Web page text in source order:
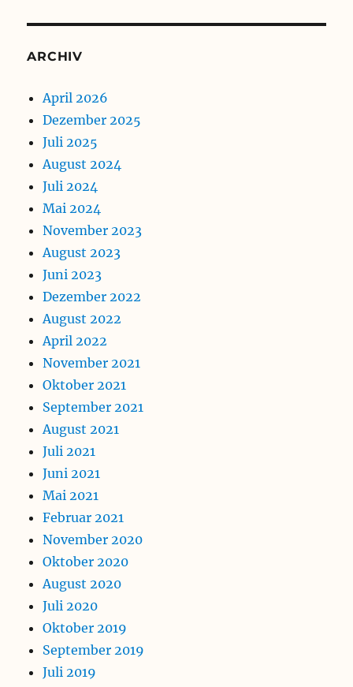
ARCHIV
April 2026
Dezember 2025
Juli 2025
August 2024
Juli 2024
Mai 2024
November 2023
August 2023
Juni 2023
Dezember 2022
August 2022
April 2022
November 2021
Oktober 2021
September 2021
August 2021
Juli 2021
Juni 2021
Mai 2021
Februar 2021
November 2020
Oktober 2020
August 2020
Juli 2020
Oktober 2019
September 2019
Juli 2019